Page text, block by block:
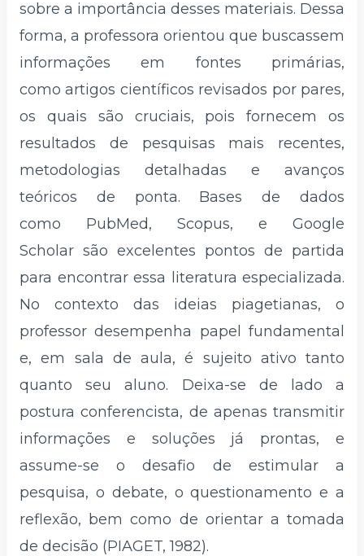
sobre a importância desses materiais. Dessa
forma, a professora orientou que buscassem
informações em fontes primárias,
como artigos científicos revisados por pares,
os quais são cruciais, pois fornecem os
resultados de pesquisas mais recentes,
metodologias detalhadas e avanços
teóricos de ponta. Bases de dados
como PubMed, Scopus, e Google
Scholar são excelentes pontos de partida
para encontrar essa literatura especializada.
No contexto das ideias piagetianas, o
professor desempenha papel fundamental
e, em sala de aula, é sujeito ativo tanto
quanto seu aluno. Deixa-se de lado a
postura conferencista, de apenas transmitir
informações e soluções já prontas, e
assume-se o desafio de estimular a
pesquisa, o debate, o questionamento e a
reflexão, bem como de orientar a tomada
de decisão (PIAGET, 1982).